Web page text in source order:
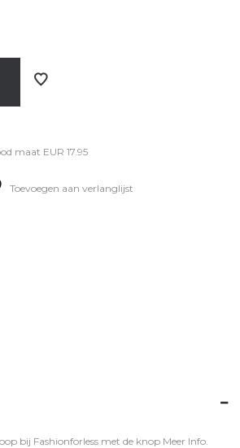
maat EUR 17.95
Toevoegen aan verlanglijst
bij Fashionforless met de knop Meer Info.